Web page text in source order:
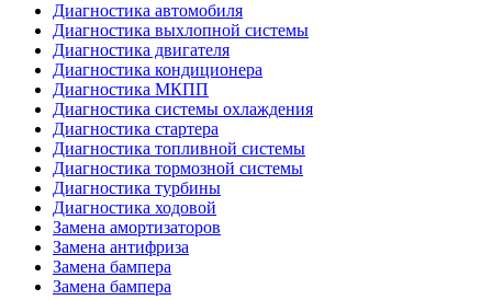
Диагностика автомобиля
Диагностика выхлопной системы
Диагностика двигателя
Диагностика кондиционера
Диагностика МКПП
Диагностика системы охлаждения
Диагностика стартера
Диагностика топливной системы
Диагностика тормозной системы
Диагностика турбины
Диагностика ходовой
Замена амортизаторов
Замена антифриза
Замена бампера
Замена бампера